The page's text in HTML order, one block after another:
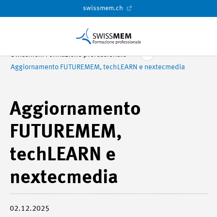
swissmem.ch
Swissmem Formazione professionale
Aggiornamento FUTUREMEM, techLEARN e nextecmedia
Aggiornamento
FUTUREMEM,
techLEARN e
nextecmedia
02.12.2025